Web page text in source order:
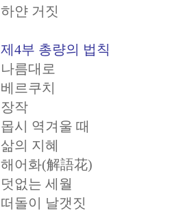
하얀 거짓
제4부 총량의 법칙
나름대로
베르쿠치
장작
몹시 역겨울 때
삶의 지혜
해어화(解語花)
덧없는 세월
떠돌이 날갯짓